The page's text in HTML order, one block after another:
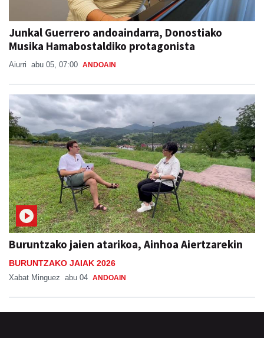
Junkal Guerrero andoaindarra, Donostiako
Musika Hamabostaldiko protagonista
Aiurri abu 05, 07:00 ANDOAIN
Buruntzako jaien atarikoa, Ainhoa Aiertzarekin
BURUNTZAKO JAIAK 2026
Xabat Minguez abu 04 ANDOAIN